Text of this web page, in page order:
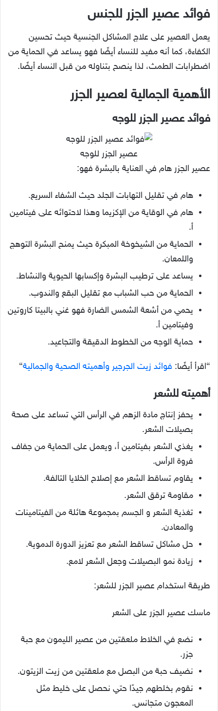
فوائد عصير الجزر للجنس
يعمل العصير على علاج المشاكل الجنسية حيث تحسين
الكفاءة، كما أنه مفيد للنساء أيضًا فهو يساعد في الحماية من
اضطرابات الطمث، لذا ينصح بتناوله من قبل النساء أيضًا.
الأهمية الجمالية لعصير الجزر
فوائد عصير الجزر للوجه
عصير الجزر للوجه
عصير الجزر هام في العناية بالبشرة فهو:
هام في تقليل التهابات الجلد حيث الشفاء السريع.
هام في الوقاية من الإكزيما وهذا لاحتوائه على فيتامين
أ.
الحماية من الشيخوخة المبكرة حيث يمنح البشرة التوهج
واللمعان.
يساعد على ترطيب البشرة وإكسابها الحيوية والنشاط.
الحماية من حب الشباب مع تقليل البقع والندوب.
يحمي من أشعة الشمس الضارة فهو غني بالبيتا كاروتين
وفيتامين أ.
حماية الوجه من الخطوط الدقيقة والتجاعيد.
“اقرأ أيضًا: فوائد زيت الجرجير وأهميته الصحية والجمالية“
أهميته للشعر
يحفز إنتاج مادة الزهم في الرأس التي تساعد على صحة
بصيلات الشعر.
يغذي الشعر بفيتامين أ، ويعمل على الحماية من جفاف
فروة الرأس.
يقاوم تساقط الشعر مع إصلاح الخلايا التالفة.
مقاومة ترقق الشعر.
تغذية الشعر و الجسم بمجموعة هائلة من الفيتامينات
والمعادن.
حل مشاكل تساقط الشعر مع تعزيز الدورة الدموية.
زيادة نمو البصيلات وجعل الشعر لامع.
طريقة استخدام عصير الجزر للشعر:
ماسك عصير الجزر على الشعر
نضع في الخلاط ملعقتين من عصير الليمون مع حبة
جزر.
نضيف حبة من البصل مع ملعقتين من زيت الزيتون.
نقوم بخلطهم جيدًا حتي نحصل على خليط مثل
المعجون متجانس.